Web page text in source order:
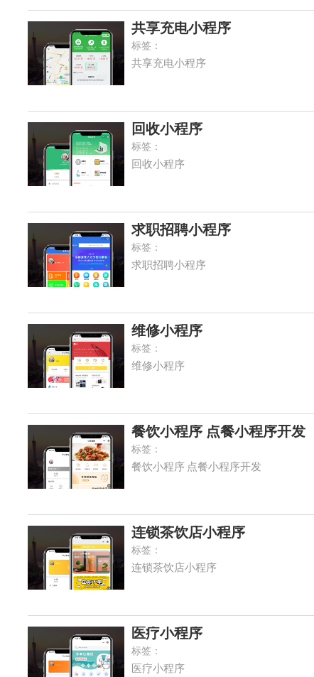
共享充电小程序
标签：
共享充电小程序
回收小程序
标签：
回收小程序
求职招聘小程序
标签：
求职招聘小程序
维修小程序
标签：
维修小程序
餐饮小程序 点餐小程序开发
标签：
餐饮小程序 点餐小程序开发
连锁茶饮店小程序
标签：
连锁茶饮店小程序
医疗小程序
标签：
医疗小程序